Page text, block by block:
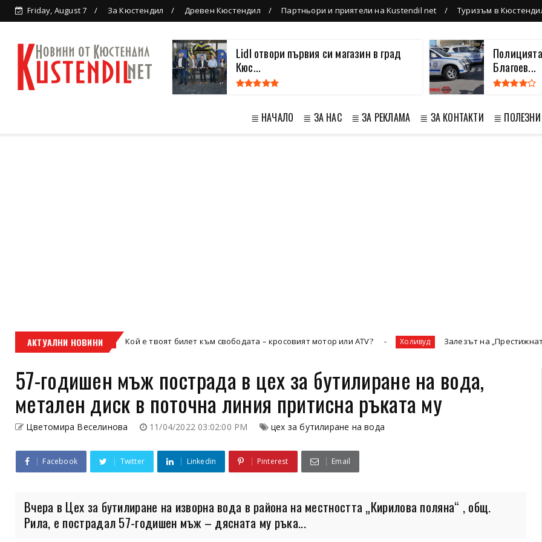
Friday, August 7 За Кюстендил Древен Кюстендил Партньори и приятели на Kustendil net Туризъм в
Lidl отвори първия си магазин в град
Кюс...
Благоев...
≣ НАЧАЛО ≣ ЗА НАС ≣ ЗА РЕКЛАМА ≣ ЗА КОНТАКТИ ≣ ПОЛЕЗНИ
АКТУАЛНИ НОВИНИ
кросов мотор Кой е твоят билет към свободата – кросовият мотор или ATV? Холивуд Залезът на „Престижната
57-годишен мъж пострада в цех за бутилиране на вода,
метален диск в поточна линия притисна ръката му
Цветомира Веселинова 11/04/2022 03:02:00 PM цех за бутилиране на вода
Facebook Twitter Linkedin Pinterest Email
Вчера в Цех за бутилиране на изворна вода в района на местността „Кирилова поляна“ , общ.
Рила, е пострадал 57-годишен мъж – дясната му ръка...